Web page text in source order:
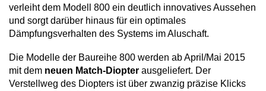
verleiht dem Modell 800 ein deutlich innovatives Aussehen
und sorgt darüber hinaus für ein optimales
Dämpfungsverhalten des Systems im Aluschaft.
Die Modelle der Baureihe 800 werden ab April/Mai 2015
mit dem neuen Match-Diopter ausgeliefert. Der
Verstellweg des Diopters ist über zwanzig präzise Klicks